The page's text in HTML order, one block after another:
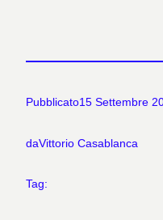
Pubblicato15 Settembre
daVittorio Casablanca
Tag: